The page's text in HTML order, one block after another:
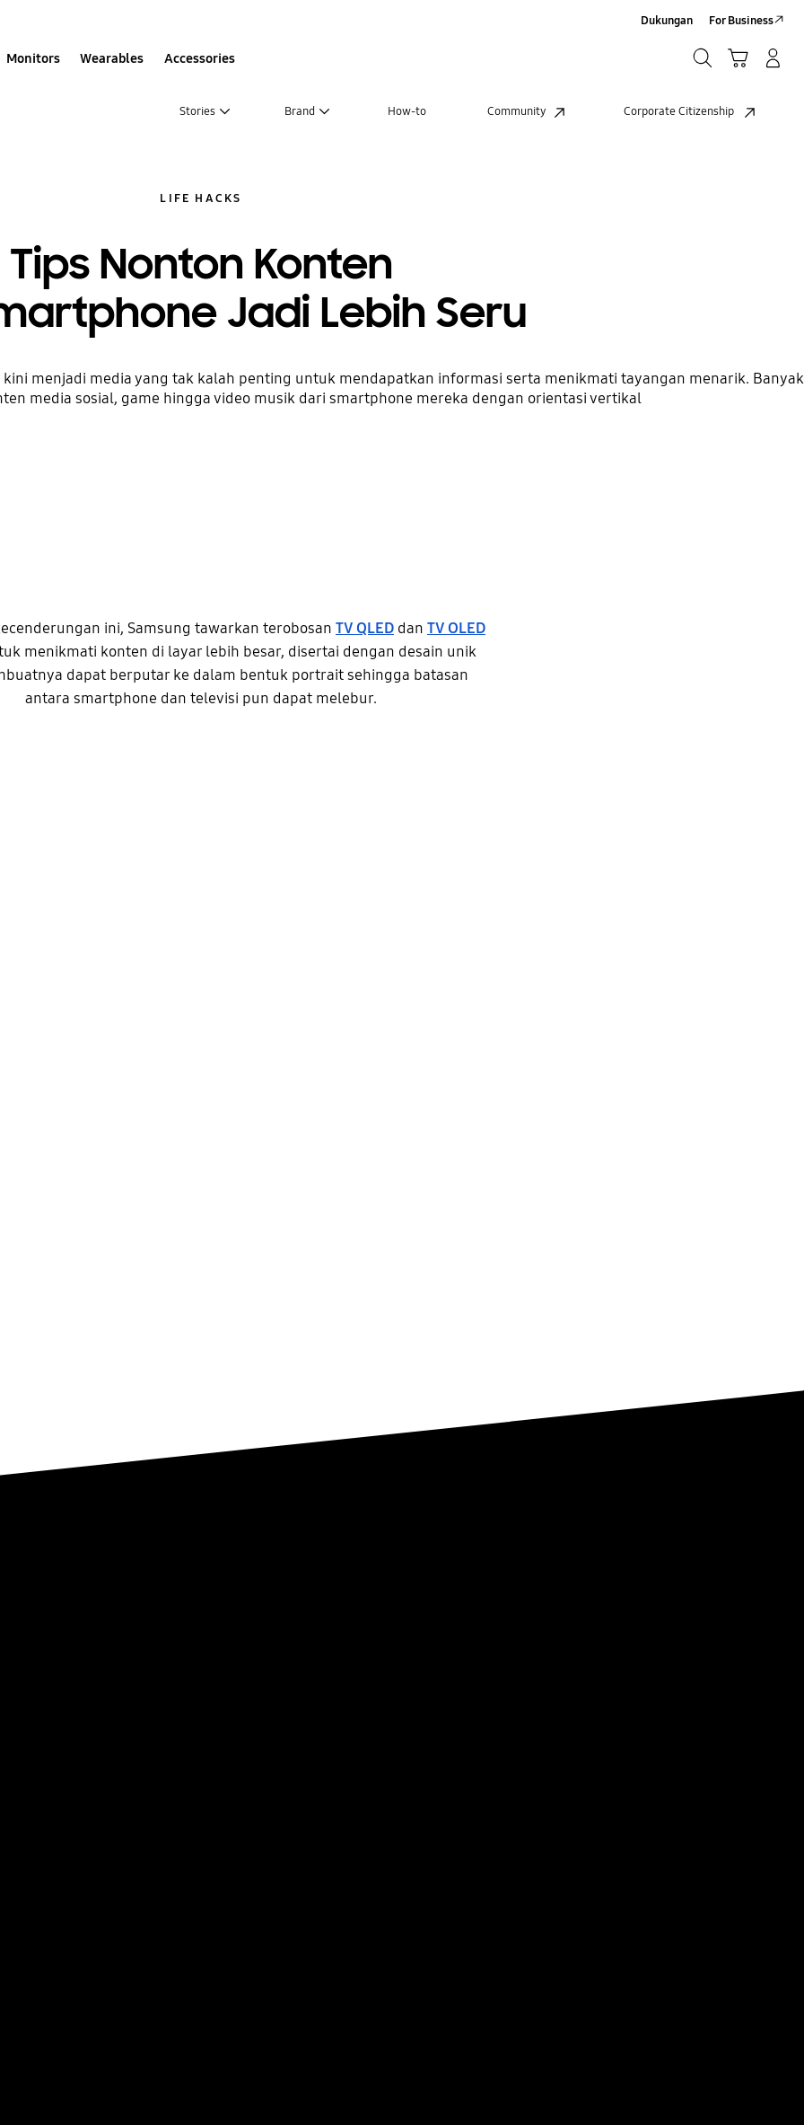
Monitors Wearables Accessories
Dukungan For Business
Stories Brand How-to Community Corporate Citizenship
LIFE HACKS
Tips Nonton Konten
Jadi Lebih Seru
menjadi media yang tak kalah penting untuk mendapatkan informasi serta menikmati tayangan menarik. Banyak
media sosial, game hingga video musik dari smartphone mereka dengan orientasi vertikal
ini, Samsung tawarkan terobosan TV QLEDdan TV OLED
menikmati konten di layar lebih besar, disertai dengan desain unik
dapat berputar ke dalam bentuk portrait sehingga batasan
antara smartphone dan televisi pun dapat melebur.